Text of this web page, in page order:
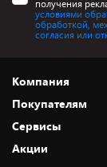
получения
условиями
обработкой,
согласия или
Компания
О нас
Адреса магазинов
Новости
Покупателям
Как сделать заказ
Оплата и доставка
Сервисы
Акции